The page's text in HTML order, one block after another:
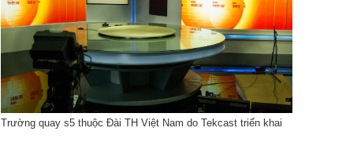
Trường quay s5 thuộc Đài TH Việt Nam do Tekcast triển khai